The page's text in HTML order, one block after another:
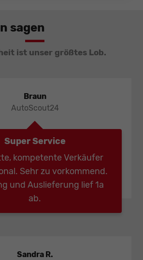
sagen
ist unser größtes Lob.
Super Service
kompetente Verkäufer
Sehr zu vorkommend.
und Auslieferung lief 1a
ab.
Braun
AutoScout24
Sandra R.